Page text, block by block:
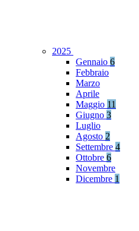
2025
Gennaio 6
Febbraio
Marzo
Aprile
Maggio 11
Giugno 3
Luglio
Agosto 2
Settembre 4
Ottobre 6
Novembre
Dicembre 1